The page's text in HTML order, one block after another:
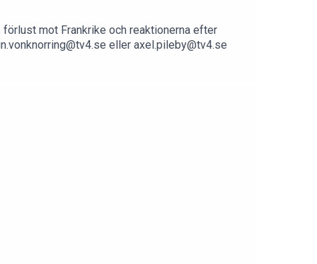
mot Frankrike och reaktionerna efter
eller axel.pileby@tv4.se